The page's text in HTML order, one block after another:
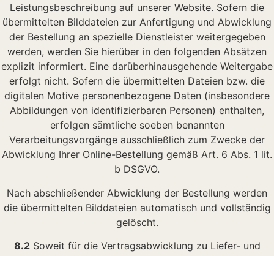
Leistungsbeschreibung auf unserer Website. Sofern die
übermittelten Bilddateien zur Anfertigung und Abwicklung
der Bestellung an spezielle Dienstleister weitergegeben
werden, werden Sie hierüber in den folgenden Absätzen
explizit informiert. Eine darüberhinausgehende Weitergabe
erfolgt nicht. Sofern die übermittelten Dateien bzw. die
digitalen Motive personenbezogene Daten (insbesondere
Abbildungen von identifizierbaren Personen) enthalten,
erfolgen sämtliche soeben benannten
Verarbeitungsvorgänge ausschließlich zum Zwecke der
Abwicklung Ihrer Online-Bestellung gemäß Art. 6 Abs. 1 lit.
b DSGVO.
Nach abschließender Abwicklung der Bestellung werden
die übermittelten Bilddateien automatisch und vollständig
gelöscht.
8.2Soweit für die Vertragsabwicklung zu Liefer- und